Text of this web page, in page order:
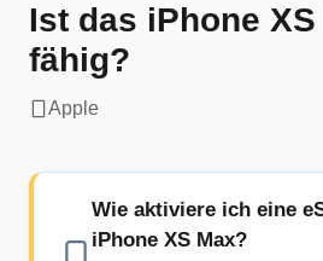
Ist das iPhone XS
fähig?
Apple
Wie aktiviere ich eine
iPhone XS Max?